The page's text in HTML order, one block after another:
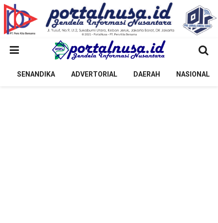
SENANDIKA ADVERTORIAL DAERAH NASIONAL